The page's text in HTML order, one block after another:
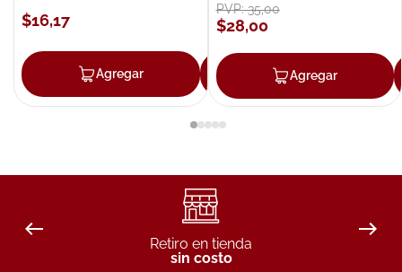
$16,17
Agregar Agregar
PVP:35,00
$28,00
Agregar
Retiro en tienda
sin costo